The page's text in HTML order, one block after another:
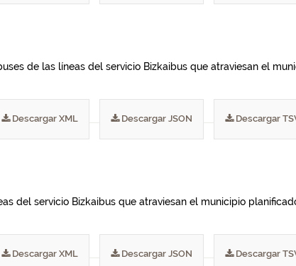
de las líneas del servicio Bizkaibus que atraviesan el
Descargar XML Descargar JSON Descargar
del servicio Bizkaibus que atraviesan el municipio
Descargar XML Descargar JSON Descargar